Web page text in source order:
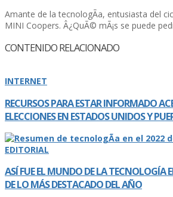
Amante de la tecnologÃ­a, entusiasta del
MINI Coopers. Â¿QuÃ© mÃ¡s se puede
CONTENIDO RELACIONADO
INTERNET
RECURSOS PARA ESTAR INFORMADO
ELECCIONES EN ESTADOS UNIDOS Y
EDITORIAL
ASÍ­ FUE EL MUNDO DE LA TECNOLOGÍ­A
DE LO MÁS DESTACADO DEL AÑO